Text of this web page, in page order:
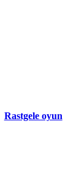
Rastgele oyun